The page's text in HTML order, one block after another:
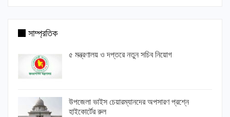
সাম্প্রতিক
৫ মন্ত্রণালয় ও দপ্তরে নতুন সচিব নিয়োগ
উপজেলা ভাইস চেয়ারম্যানদের অপসারণ প্রশ্নে
হাইকোর্টের রুল